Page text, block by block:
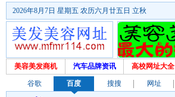
2026年8月7日 星期五 农历六月廿五日 立秋
美容美发商机 汽车品牌资讯 高校网址大全
谷歌 百度 搜搜 网址